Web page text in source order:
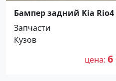
Бампер задний Kia Rio4
Запчасти
Кузов
цена 6